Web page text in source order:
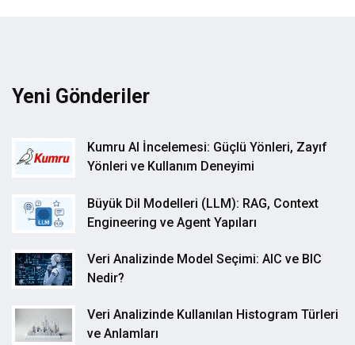
Yeni Gönderiler
Kumru AI İncelemesi: Güçlü Yönleri, Zayıf
Yönleri ve Kullanım Deneyimi
Büyük Dil Modelleri (LLM): RAG, Context
Engineering ve Agent Yapıları
Veri Analizinde Model Seçimi: AIC ve BIC
Nedir?
Veri Analizinde Kullanılan Histogram Türleri
ve Anlamları